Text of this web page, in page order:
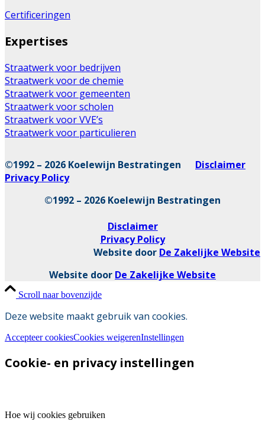
Certificeringen
Expertises
Straatwerk voor bedrijven
Straatwerk voor de chemie
Straatwerk voor gemeenten
Straatwerk voor scholen
Straatwerk voor VVE’s
Straatwerk voor particulieren
©1992 – 2026 Koelewijn Bestratingen Disclaimer
Privacy Policy
©1992 – 2026 Koelewijn Bestratingen
Disclaimer
Privacy Policy
Website door De Zakelijke Website
Website door De Zakelijke Website
Scroll naar bovenzijde
Deze website maakt gebruik van cookies.
Accepteer cookiesCookies weigerenInstellingen
Cookie- en privacy instellingen
Hoe wij cookies gebruiken